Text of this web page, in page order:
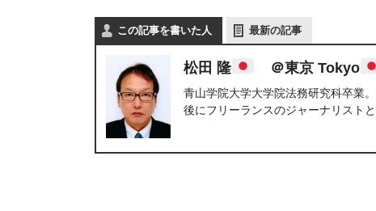
この記事を書いた人 最新の記事
松田 隆 ＠東京 Tokyo
青山学院大学大学院法務研究科卒業
後にフリーランスのジャーナリストと